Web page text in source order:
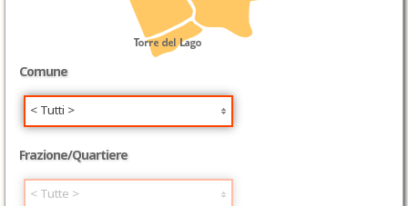
Comune
< Tutti >
Frazione/Quartiere
< Tutte >